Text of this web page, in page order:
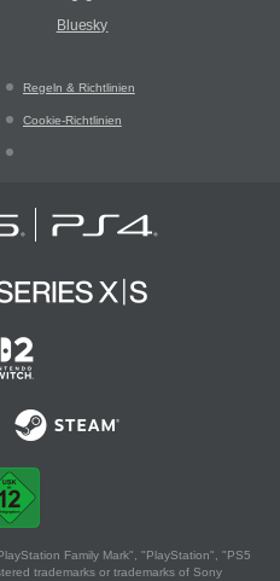
Bluesky
Regeln & Richtlinien
Cookie-Richtlinien
Family Mark", "PlayStation", "PS5
trademarks or trademarks of Sony